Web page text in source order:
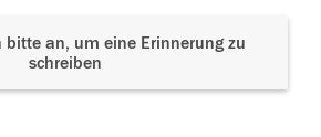
bitte an, um eine Erinnerung zu
schreiben